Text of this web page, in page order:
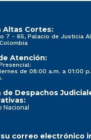
Altas Cortes:
7 - 65, Palacio de Justicia
Atención:
de 08:00 a.m. a 01:00
de Despachos
su correo electrónico